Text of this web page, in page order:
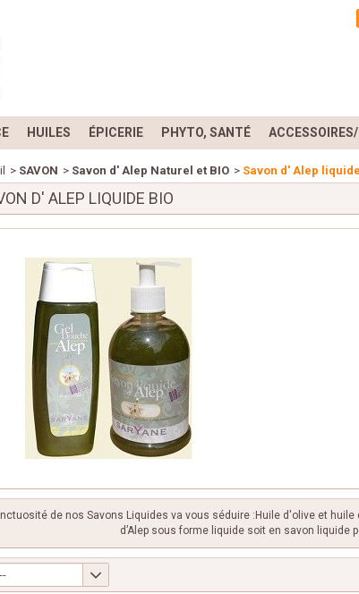
HUILES ÉPICERIE PHYTO, SANTÉ
> SAVON > Savon d' Alep Naturel et BIO > Savon d' Alep
D' ALEP LIQUIDE BIO
de nos Savons Liquides va vous séduire :Huile d'olive et
d’Alep sous forme liquide soit en savon liquide
--